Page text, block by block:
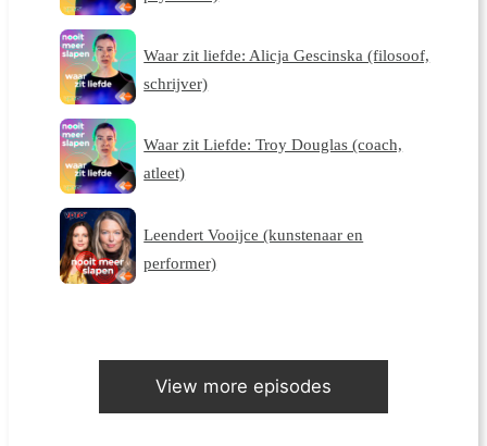
Waar zit liefde: Alicja Gescinska (filosoof,
schrijver)
Waar zit Liefde: Troy Douglas (coach,
atleet)
Leendert Vooijce (kunstenaar en
performer)
View more episodes